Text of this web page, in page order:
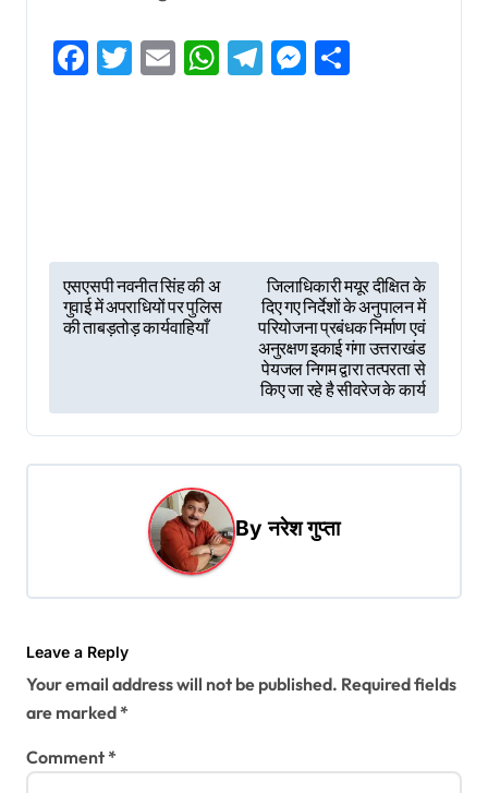
Facebook
Twitter
EmailWhatsApp
Telegram
Messenger
P
o
n
a
a
i
o
n
एसएसपी नवनीत सिंह की अ
गुवाई में अपराधियों पर पुलिस
की ताबड़तोड़ कार्यवाहियाँ
जिलाधिकारी मयूर दीक्षित के
दिए गए निर्देशों के अनुपालन में
परियोजना प्रबंधक निर्माण एवं
अनुरक्षण इकाई गंगा उत्तराखंड
पेयजल निगम द्वारा तत्परता से
किए जा रहे है सीवरेज के कार्य
Byनरेश गुप्ता
Leave a Reply
Your email address will not be published. Required fields
are marked*
Comment*